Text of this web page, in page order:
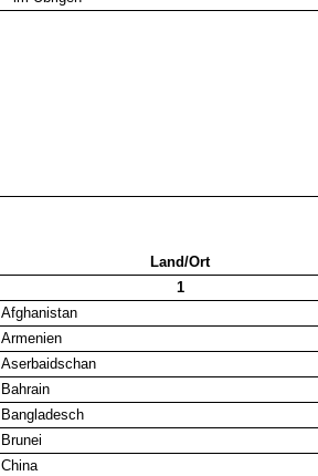
Land/Ort
1
Afghanistan
Armenien
Aserbaidschan
Bahrain
Bangladesch
Brunei
China